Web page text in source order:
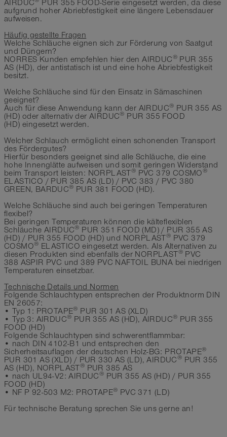
AIRDUC
PUR 355 FOOD-Serie eingesetzt werden, da diese
aufgrund hoher Abriebfestigkeit eine längere Lebensdauer
aufweisen.
Häufig gestellte Fragen
Welche Schläuche eignen sich zur Förderung von Saatgut
und Düngern?
NORRES Kunden empfehlen hier den AIRDUC® PUR 355
AS (HD), der antistatisch ist und eine hohe Abriebfestigkeit
besitzt.
Welche Schläuche sind für den Einsatz in Sämaschinen
geeignet?
Auch für diese Anwendung kann der AIRDUC® PUR 355 AS
(HD) oder alternativ der AIRDUC® PUR 355 FOOD
(HD) eingesetzt werden.
Welcher Schlauch ermöglicht einen schonenden Transport
des Fördergutes?
Hierfür besonders geeignet sind alle Schläuche, die eine
hohe Innenglätte aufweisen und somit geringen Widerstand
beim Transport leisten: NORPLAST® PVC 379 COSMO®
ELASTICO / PUR 385 AS (LD) / PVC 383 / PVC 380
GREEN, BARDUC® PUR 381 FOOD (HD).
Welche Schläuche sind auch bei geringen Temperaturen
flexibel?
Bei geringen Temperaturen können die kälteflexiblen
Schläuche AIRDUC® PUR 351 FOOD (MD) / PUR 355 AS
(HD) / PUR 355 FOOD (HD) und NORPLAST® PVC 379
COSMO® ELASTICO eingesetzt werden. Als Alternativen zu
diesen Produkten sind ebenfalls der NORPLAST® PVC
388 ASPIR PVC und 389 PVC NAFTOIL BUNA bei niedrigen
Temperaturen einsetzbar.
Technische Details und Normen
Folgende Schlauchtypen entsprechen der Produktnorm DIN
EN 26057:
• Typ 1: PROTAPE® PUR 301 AS (XLD)
• Typ 3: AIRDUC® PUR 355 AS (HD), AIRDUC® PUR 355
FOOD (HD)
Folgende Schlauchtypen sind schwerentflammbar:
• nach DIN 4102-B1 und entsprechen den
Sicherheitsauflagen der deutschen Holz-BG: PROTAPE®
PUR 301 AS (XLD) / PUR 330 AS (LD), AIRDUC® PUR 355
AS (HD), NORPLAST® PUR 385 AS
• nach UL94-V2: AIRDUC® PUR 355 AS (HD) / PUR 355
FOOD (HD)
• NF P 92-503 M2: PROTAPE® PVC 371 (LD)
Für technische Beratung sprechen Sie uns gerne an!